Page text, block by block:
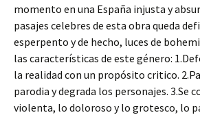
momento en una España injusta y
pasajes celebres de esta obra queda
esperpento y de hecho, luces de
las características de este género:
la realidad con un propósito critico.
parodia y degrada los personajes. 3.Se
violenta, lo doloroso y lo grotesco, lo